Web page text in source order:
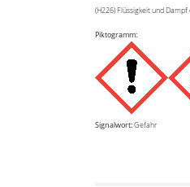
(H226) Flüssigkeit und
Piktogramm:
Signalwort:Gefahr